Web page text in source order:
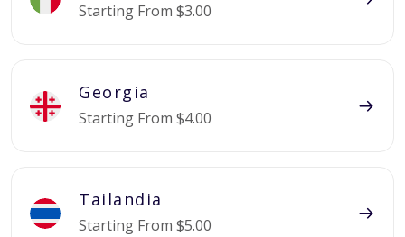
Starting From $3.00
Georgia
Starting From $4.00
Tailandia
Starting From $5.00